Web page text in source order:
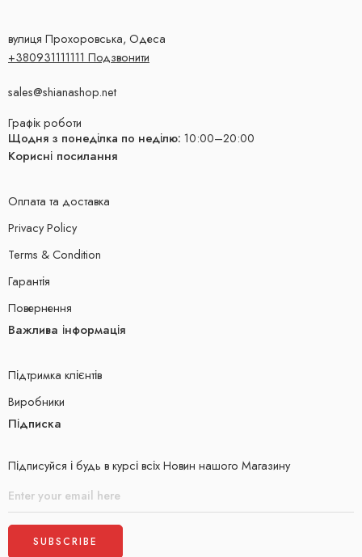
вулиця Прохоровська, Одеса
+380931111111 Подзвонити
sales@shianashop.net
Графік роботи
Щодня з понеділка по неділю: 10:00–20:00
Корисні посилання
Оплата та доставка
Privacy Policy
Terms & Condition
Гарантія
Повернення
Важлива інформація
Підтримка клієнтів
Виробники
Підписка
Підписуйся і будь в курсі всіх Новин нашого Магазину